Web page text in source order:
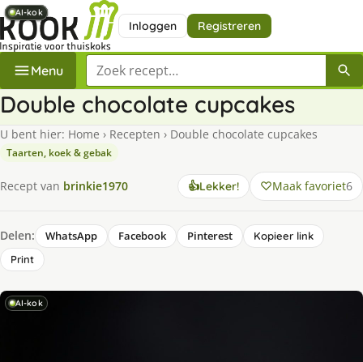
Inloggen Registreren
Menu Zoek een recept
Double chocolate cupcakes
U bent hier: Home › Recepten › Double chocolate cupcakes
Taarten, koek & gebak
Recept van brinkie1970 👍Lekker! Maak favoriet6
Delen: WhatsApp Facebook Pinterest
Kopieer link
Print
AI-kok
AI-kok
AI-kok
AI-kok
AI-kok
AI-kok
AI-kok